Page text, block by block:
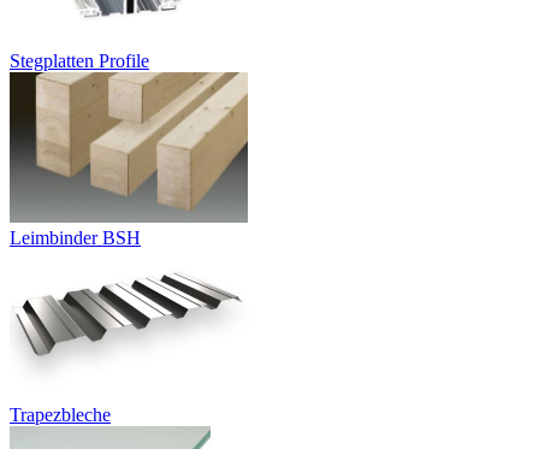
Stegplatten Profile
Leimbinder BSH
Trapezbleche